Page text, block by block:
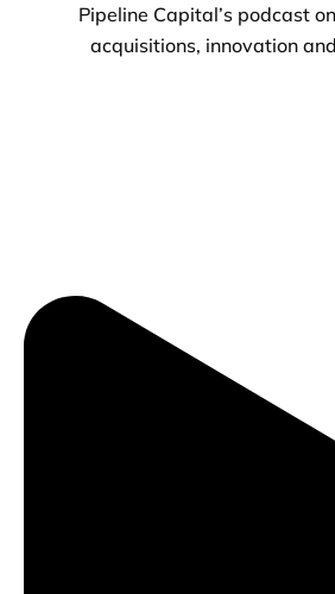
Pipeline Capital’s podcast
acquisitions, innovation